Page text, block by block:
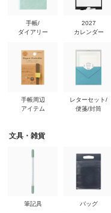
手帳/
ダイアリー
手帳周辺
アイテム
2027
カレンダー
レターセット/
便箋/封筒
文具・雑貨
筆記具 バッグ